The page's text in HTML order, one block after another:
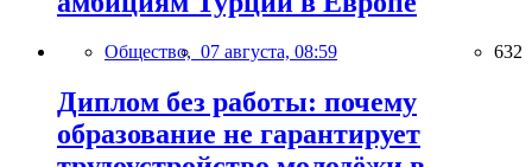
Общество, 07 августа, 08:59 632
Диплом без работы: почему
образование не гарантирует